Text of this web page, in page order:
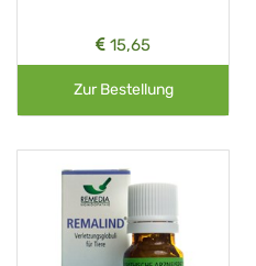
15,65
Zur Bestellung